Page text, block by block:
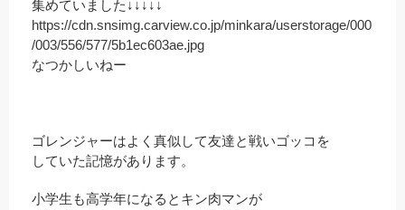
集めていました↓↓↓↓↓
https://cdn.snsimg.carview.co.jp/minkara/userstorage/000
/003/556/577/5b1ec603ae.jpg
なつかしいねー
ゴレンジャーはよく真似して友達と戦いゴッコを
していた記憶があります。
小学生も高学年になるとキン肉マンが